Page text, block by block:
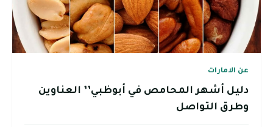
عن الامارات
دليل أشهر المحامص في أبوظبي’’ العناوين
وطرق التواصل